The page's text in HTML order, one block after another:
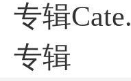
专辑Cate.
专辑